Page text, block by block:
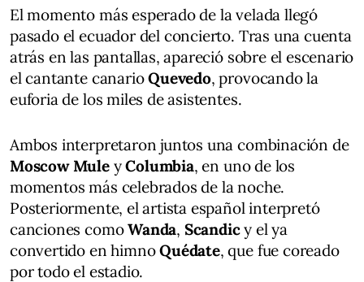
El momento más esperado de la velada llegó
pasado el ecuador del concierto. Tras una cuenta
atrás en las pantallas, apareció sobre el escenario
el cantante canarioQuevedo, provocando la
euforia de los miles de asistentes.
Ambos interpretaron juntos una combinación de
Moscow MuleyColumbia, en uno de los
momentos más celebrados de la noche.
Posteriormente, el artista español interpretó
canciones comoWanda, Scandicy el ya
convertido en himnoQuédate, que fue coreado
por todo el estadio.